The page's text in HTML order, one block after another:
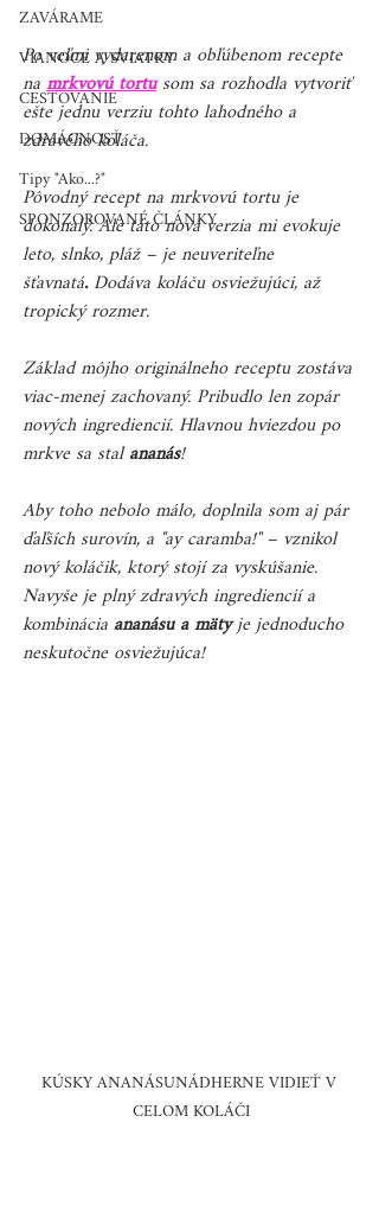
ZAVÁRAME
VIANOCE A SVIATKY
CESTOVANIE
DOMÁCNOSŤ
Tipy "Ako...?"
SPONZOROVANÉ ČLÁNKY
Po veľmi vydarenom a obľúbenom recepte
namrkvovú tortu som sa rozhodla vytvoriť
ešte jednu verziu tohto lahodného a
zdravého koláča.
Pôvodný recept na mrkvovú tortu je
dokonalý. Ale táto nová verzia mi evokuje
leto, slnko, pláž – je neuveriteľne
šťavnatá. Dodáva koláču osviežujúci, až
tropický rozmer.
Základ môjho originálneho receptu zostáva
viac-menej zachovaný. Pribudlo len zopár
nových ingrediencií. Hlavnou hviezdou po
mrkve sa stal ananás!
Aby toho nebolo málo, doplnila som aj pár
ďaľších surovín, a "ay caramba!" – vznikol
nový koláčik, ktorý stojí za vyskúšanie.
Navyše je plný zdravých ingrediencií a
kombinácia ananásu a mäty je jednoducho
neskutočne osviežujúca!
KÚSKY ANANÁSUNÁDHERNE VIDIEŤ V
CELOM KOLÁČI